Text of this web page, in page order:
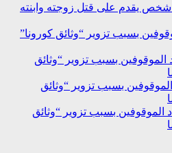
شخص يقدم على قتل زوجته وابنته
بسبب تزوير “وثائق كورونا”
الموقوفين بسبب تزوير “وثائق
بسبب تزوير “وثائق
الموقوفين بسبب تزوير “وثائق